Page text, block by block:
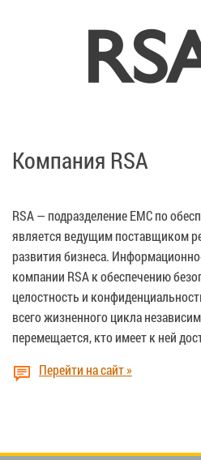
Компания RSA
RSA — подразделение EMC по
является ведущим поставщиком
развития бизнеса.
компании RSA к обеспечению
целостность и
всего жизненного цикла
перемещается, кто имеет к ней
Перейти на сайт »